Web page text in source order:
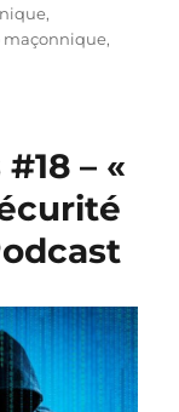
,
maçonnique,
– «